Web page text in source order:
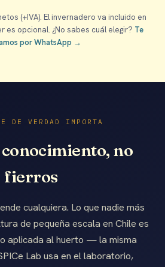
(+IVA). El invernadero va incluido en
es opcional. ¿No sabes cuál elegir? Te
por WhatsApp →
DE VERDAD IMPORTA
no
fierros
cualquiera. Lo que nadie más
de pequeña escala en Chile es
aplicada al huerto — la misma
Lab usa en el laboratorio,